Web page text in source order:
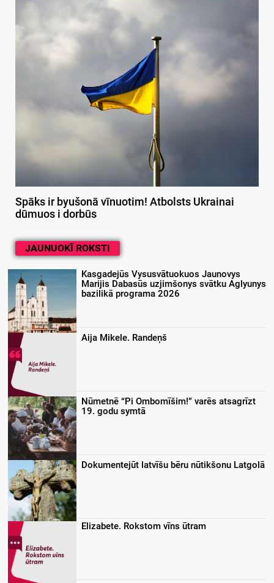
Spāks ir byušonā vīnuotim! Atbolsts Ukrainai
dūmuos i dorbūs
JAUNUOKĪ ROKSTI
Kasgadejūs Vysusvātuokuos Jaunovys
Marijis Dabasūs uzjimšonys svātku Aglyunys
bazilikā programa 2026
Aija Mikele. Randeņš
Nūmetnē “Pi Ombomīšim!” varēs atsagrīzt
19. godu symtā
Dokumentejūt latvīšu bēru nūtikšonu Latgolā
Elizabete. Rokstom vīns ūtram